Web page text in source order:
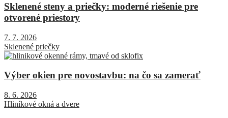
Sklenené steny a priečky: moderné riešenie pre
otvorené priestory
7. 7. 2026
Sklenené priečky
Výber okien pre novostavbu: na čo sa zamerať
8. 6. 2026
Hliníkové okná a dvere